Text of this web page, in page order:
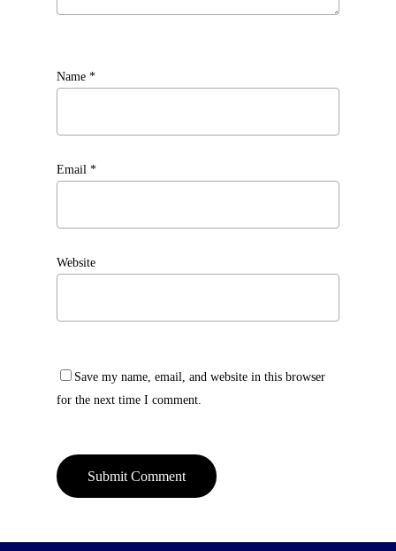
Name *
Email *
Website
Save my name, email, and website in this browser
for the next time I comment.